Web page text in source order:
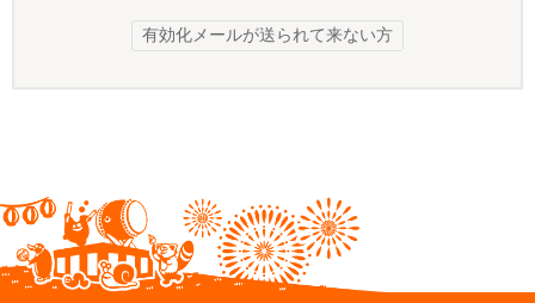
有効化メールが送られて来ない方